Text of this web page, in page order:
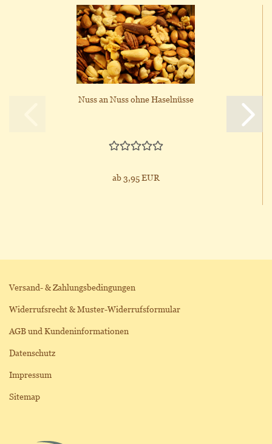
Nuss an Nuss ohne Haselnüsse
ab 3,95 EUR
Versand- & Zahlungsbedingungen
Widerrufsrecht & Muster-Widerrufsformular
AGB und Kundeninformationen
Datenschutz
Impressum
Sitemap